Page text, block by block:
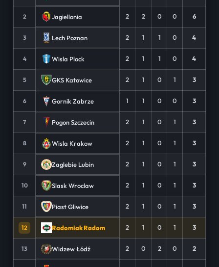
2 Jagiellonia 2 2 0 0 6
3 Lech Poznan 2 1 1 0 4
4 Wisla Plock 2 1 1 0 4
5 GKS Katowice 2 1 0 1 3
6 Gornik Zabrze 1 1 0 0 3
7 Pogon Szczecin 2 1 0 1 3
8 Wisla Krakow 2 1 0 1 3
9 Zaglebie Lubin 2 1 0 1 3
10 Slask Wroclaw 2 1 0 1 3
11 Piast Gliwice 2 1 0 1 3
12 Radomiak Radom 2 1 0 1 3
13 Widzew Łódź 2 0 2 0 2